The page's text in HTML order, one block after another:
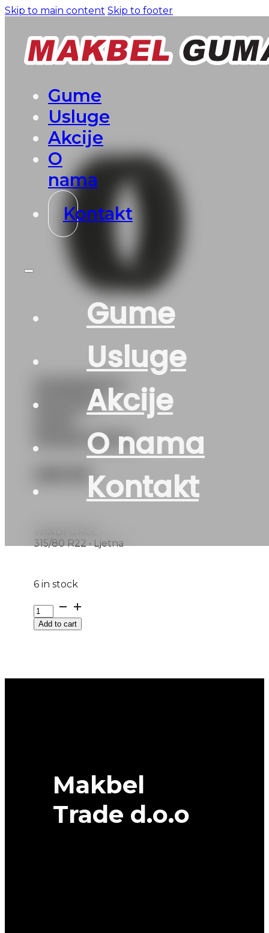
Skip to main content Skip to footer
Gume
Usluge
Akcije
O
nama
Kontakt
Gume
Usluge
Akcije
O nama
Kontakt
315/80R22.5
WH1020
WINDFORCE
KM
315/80 R22 • Ljetna
6 in stock
315/80R22.5
WH1020
20PR
Add to cart
Makbel
Trade d.o.o